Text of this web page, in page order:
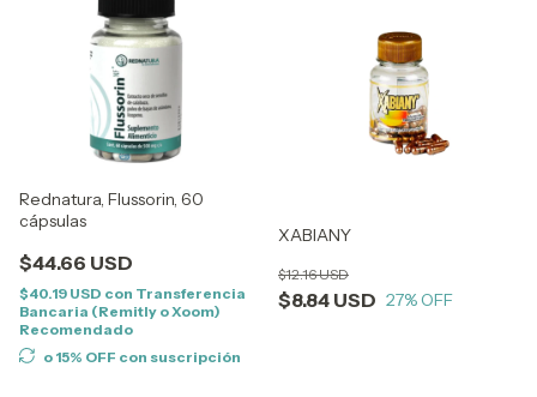
Rednatura, Flussorin, 60
cápsulas
$44.66 USD
$40.19 USD con Transferencia
Bancaria (Remitly o Xoom)
Recomendado
o 15% OFF con suscripción
XABIANY
$8.84 USD
$12.16 USD
27% OFF